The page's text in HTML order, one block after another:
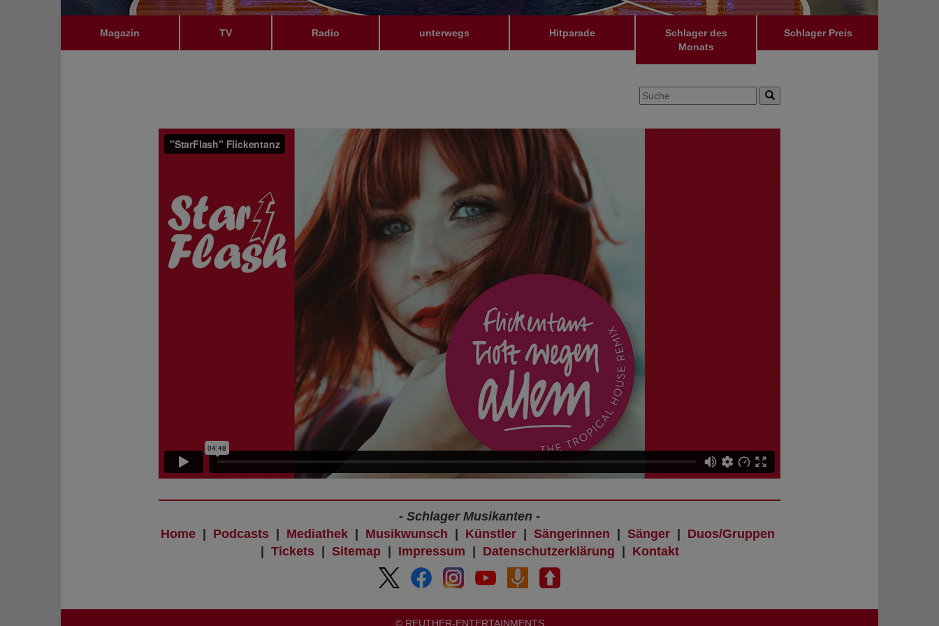
Magazin TV Radio unterwegs Hitparade
Schlager des
Monats
Schlager Preis
- Schlager Musikanten -
Home | Podcasts | Mediathek | Musikwunsch | Künstler | Sängerinnen | Sänger | Duos/Gruppen
| Tickets| Sitemap| Impressum | Datenschutzerklärung | Kontakt
© REUTHER-ENTERTAINMENTS